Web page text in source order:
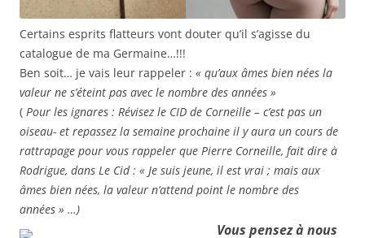
Certains esprits flatteurs vont douter qu’il s’agisse du
catalogue de ma Germaine…!!!
Ben soit… je vais leur rappeler : « qu’aux âmes bien nées la
valeur ne s’éteint pas avec le nombre des années »
( Pour les ignares : Révisez le CID de Corneille – c’est pas un
oiseau- et repassez la semaine prochaine il y aura un cours de
rattrapage pour vous rappeler que Pierre Corneille, fait dire à
Rodrigue, dans Le Cid : « Je suis jeune, il est vrai ; mais aux
âmes bien nées, la valeur n’attend point le nombre des
années » …)
Vous pensez à nous